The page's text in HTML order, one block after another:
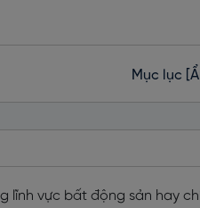
Mục lục
lĩnh vực bất động sản hay